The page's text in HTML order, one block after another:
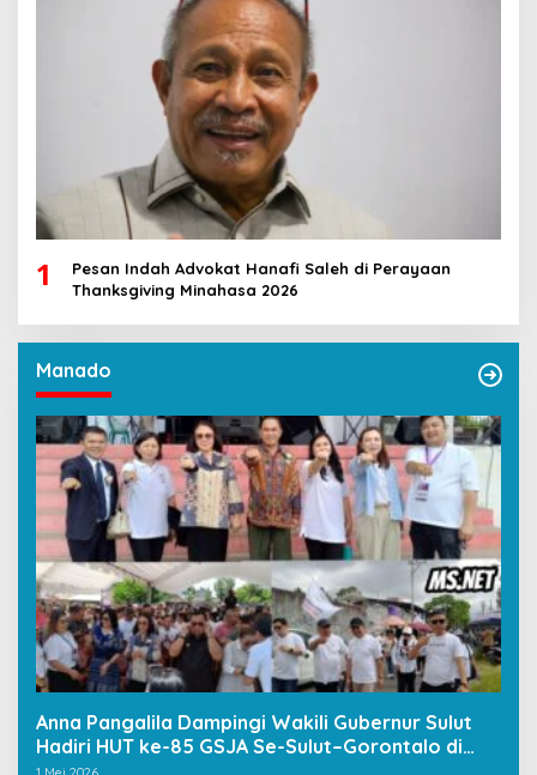
1
Pesan Indah Advokat Hanafi Saleh di Perayaan
Thanksgiving Minahasa 2026
Manado
Anna Pangalila Dampingi Wakili Gubernur Sulut
Hadiri HUT ke-85 GSJA Se-Sulut–Gorontalo di
Langowan